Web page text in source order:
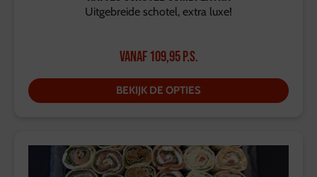
Uitgebreide schotel, extra luxe!
Vanaf109,95p.s.
BEKIJK DE OPTIES